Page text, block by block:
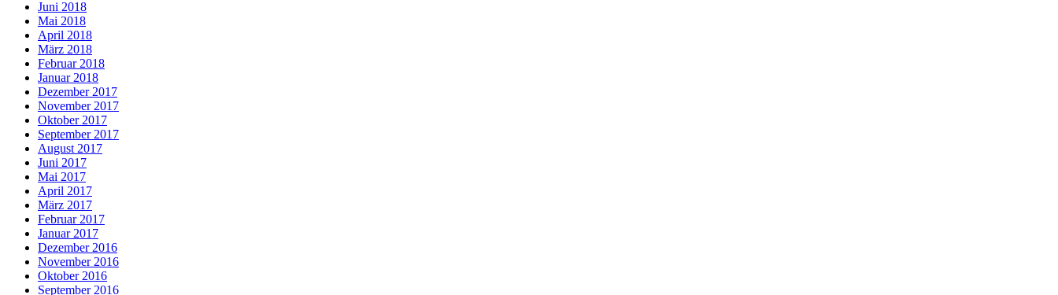
Juni 2018
Mai 2018
April 2018
März 2018
Februar 2018
Januar 2018
Dezember 2017
November 2017
Oktober 2017
September 2017
August 2017
Juni 2017
Mai 2017
April 2017
März 2017
Februar 2017
Januar 2017
Dezember 2016
November 2016
Oktober 2016
September 2016